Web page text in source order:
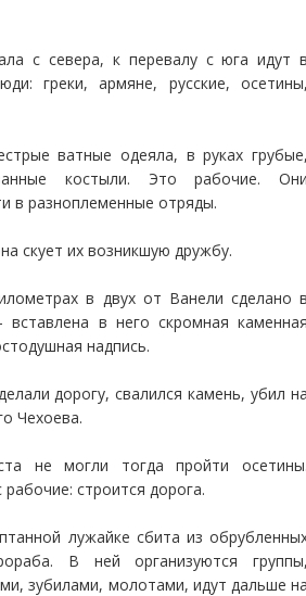
с севера, к перевалу с юга идут
греки, армяне, русские,
ватные одеяла, в руках
костыли. Это рабочие.
в разноплеменные отряды.
скует их возникшую дружбу.
в двух от Ванели сделано
вставлена в него скромная
надпись.
дорогу, свалился камень, убил
Чехоева.
не могли тогда пройти
строится дорога.
лужайке сбита из
В ней организуются
зубилами, молотами, идут дальше